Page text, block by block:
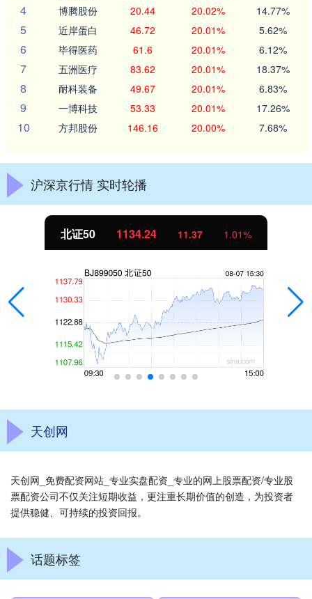
4 博腾股份 20.44 20.02% 14.77%
5 近岸蛋白 46.72 20.01% 5.62%
6 毕得医药 61.6 20.01% 6.12%
7 五洲医疗 83.62 20.01% 18.37%
8 耐科装备 49.67 20.01% 6.83%
9 一博科技 53.33 20.01% 17.26%
10 方邦股份 146.16 20.00% 7.68%
沪深京行情 实时轮播
北证50 1134.24 11.37 1.01%
天创网
天创网_免费配资网站_专业实盘配资_专业的网上股票配资/专业股
票配资公司不仅关注短期收益，更注重长期价值的创造，为投资者
提供稳健、可持续的投资回报。
话题标签